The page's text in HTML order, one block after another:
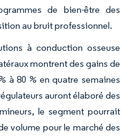
de bien-être des
au bruit professionnel.
à conduction osseuse
montrent des gains de
à 80 % en quatre semaines
auront élaboré des
le segment pourrait
volume pour le marché des